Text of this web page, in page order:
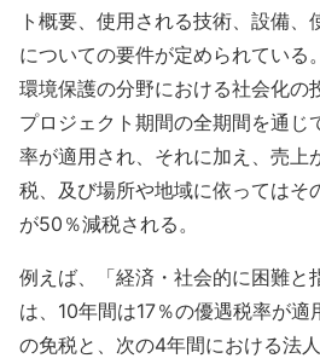
ト概要、使用される技術、設備
についての要件が定められている。
環境保護の分野における社会化の
プロジェクト期間の全期間を通じ
率が適用され、それに加え、売上
税、及び場所や地域に依っては
が50％減税される。
例えば、「経済・社会的に困難と
は、10年間は17％の優遇税率が
の免税と、次の4年間における法